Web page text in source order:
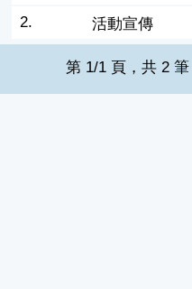
2.
活動宣傳
第 1/1 頁，共 2 筆